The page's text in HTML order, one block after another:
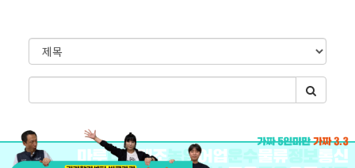
늘어 지난해 580만명을 찍었다. 노동자 네 명 중
한 명이고, 도소매·음식·숙박·부동산업은 대다
수를 차지한다. 정규직·계약직과 또 다른 ‘3등시
유하다’로 부르는 당사자 참여 운동이다."
bit.ly/권유하다_보도_200205_경향신문2쪼개
기, 직원 미등록..가짜 5인미만사업장 고발운동
다."bit.ly/권유하다_보도_200116_연합뉴스
[MBC뉴스] 최저임금도 안주고 말없이 해고…
소규모 사업장 노동조건 심각"소규모 사업장 노
과 응답자의 12%가 최저임금에 못 미치는 임금
을 받고 있는 것으로 나타났습니다. 이는 지난해
11월부터 12월까지 소규모 사업장 노동자 536
을 열며 자신의 당연한 권리를 찾도록 하는 단체
다. 변화의 바람이 불 때가 왔다. 변화의 바람을
불게 할 주인공은 바로 권리찾기에 나서는 여러
_191113_매일노동뉴스 [참여와혁신] [언박싱]
이 주의 인물 : 정진우“노동조합에 자신의 문제
를 호소해본 적 있는 분들, 관공서 및 고용노동부
자의 최소 30%, 많게는 절반에 달하는 노동자가
5인 미만 사업장에서 일한다. 이들은 각종 수당
과 해고 등에서 노동법상 권리를 박탈 당하고 있
표로 한 새로운 노동단체 ‘권유하다’(권리찾기
범을 앞두고 20일 서울 정동 프란치스코회관에
서 창립준비 1차 토론회를 열었다." bit.ly/권유
위한 노무사모임 공인노무사15:05~15:20 [토
론2] 사회적 의제 만들기 : 방송현장 노동자들의
권리찾기- 진재연 | 한빛미디어노동인권센터 사
[패널토론과 전체토론]첨부된 파일로 자료집을
게
시
물